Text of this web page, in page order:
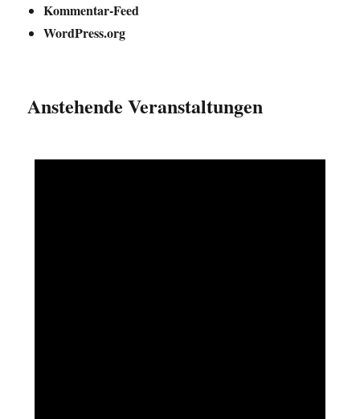
Kommentar-Feed
WordPress.org
Anstehende Veranstaltungen